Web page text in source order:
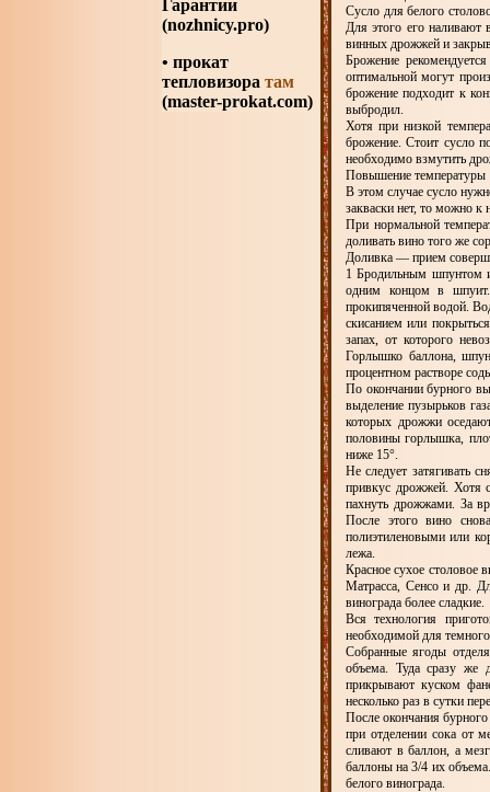
Гарантии
(nozhnicy.pro)
• прокат
тепловизора там
(master-prokat.com)
Сусло для белого
Для этого его наливают
винных дрожжей и
Брожение
оптимальной могут
брожение подходит к
выбродил.
Хотя при низкой
брожение. Стоит сусло
необходимо взмутить
Повышение температуры
В этом случае сусло
закваски нет, то можно
При нормальной
доливать вино того же
Доливка — прием
1 Бродильным шпунтом
одним концом в
прокипяченной водой.
скисанием или
запах, от которого
Горлышко баллона,
процентном растворе
По окончании бурного
выделение пузырьков
которых дрожжи
половины горлышка,
ниже 15°.
Не следует затягивать
привкус дрожжей. Хотя
пахнуть дрожжами. За
После этого вино
полиэтиленовыми или
лежа.
Красное сухое столовое
Матрасса, Сенсо и др.
винограда более сладкие.
Вся технология
необходимой для
Собранные ягоды
объема. Туда сразу же
прикрывают куском
несколько раз в сутки
После окончания
при отделении сока от
сливают в баллон, а
баллоны на 3/4 их
белого винограда.